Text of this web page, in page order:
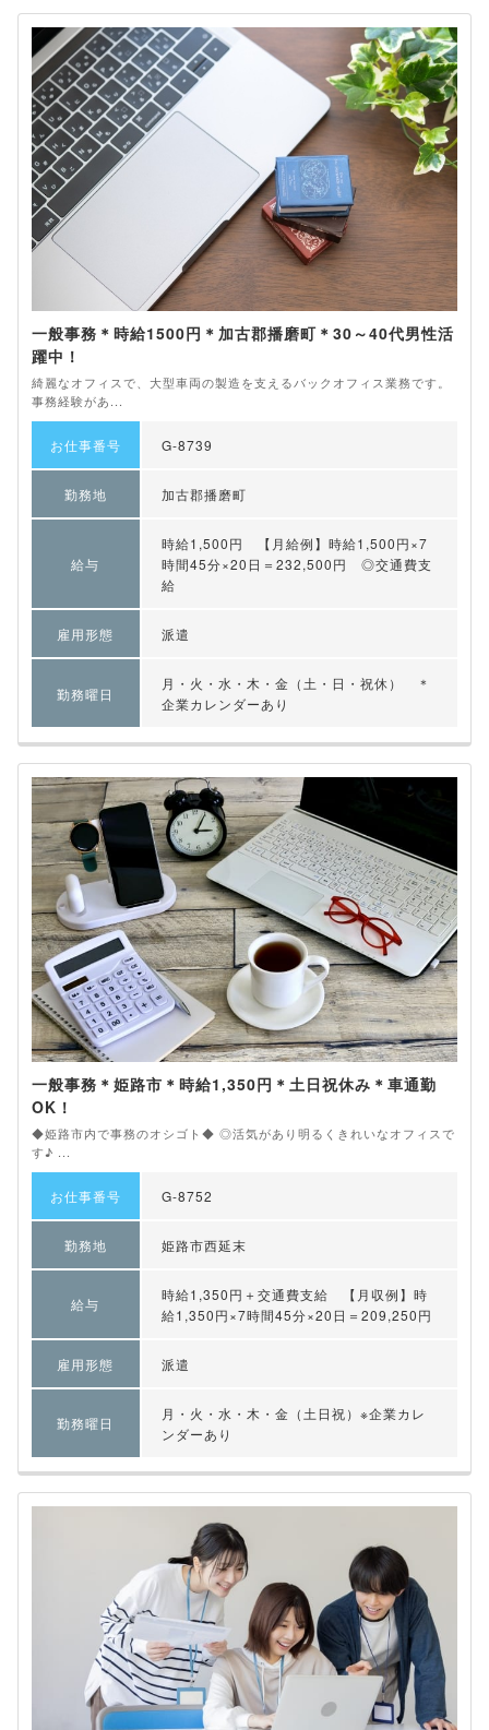
一般事務＊時給1500円＊加古郡播磨町＊30～40代男性活
躍中！
綺麗なオフィスで、大型車両の製造を支えるバックオフィス業務です。
事務経験があ...
お仕事番号 G-8739
勤務地 加古郡播磨町
給与
時給1,500円 【月給例】時給1,500円×7
時間45分×20日＝232,500円 ◎交通費支
給
雇用形態 派遣
勤務曜日
月・火・水・木・金（土・日・祝休） ＊
企業カレンダーあり
一般事務＊姫路市＊時給1,350円＊土日祝休み＊車通勤
OK！
◆姫路市内で事務のオシゴト◆ ◎活気があり明るくきれいなオフィスで
す♪ ...
お仕事番号 G-8752
勤務地 姫路市西延末
給与
時給1,350円＋交通費支給 【月収例】時
給1,350円×7時間45分×20日＝209,250円
雇用形態 派遣
勤務曜日
月・火・水・木・金（土日祝）※企業カレ
ンダーあり